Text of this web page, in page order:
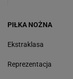
PIŁKA NOŻNA
Ekstraklasa
Reprezentacja